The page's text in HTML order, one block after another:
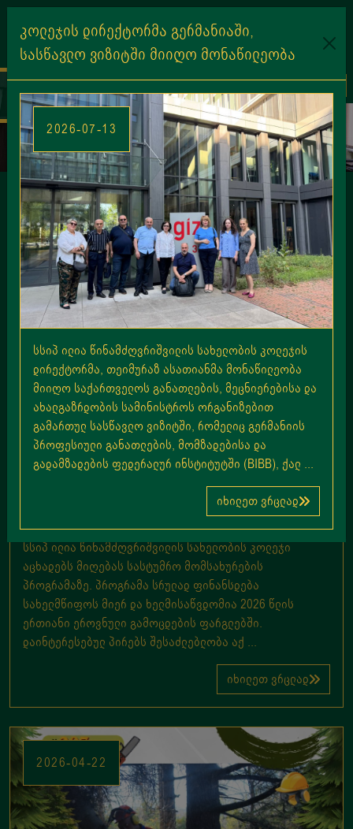
College News
სასტუმრო მომსახურება - ჩარიცხვის
სსიპ ილია წინამძღვრიშვილის სახელობის კოლეჯი
აცხადებს მიღებას სასტუმრო მომსახურების
პროგრამაზე. პროგრამა სრულად ფინანსდება
სახელმწიფოს მიერ და ხელმისაწვდომია 2026 წლის
ერთიანი ეროვნული გამოცდების ფარგლებში.
დაინტერესებულ პირებს შესაძლებლობა აქ ...
იხილეთ ვრცლად
კოლეჯის დირექტორმა გერმანიაში,
სასწავლო ვიზიტში მიიღო მონაწილეობა
სსიპ ილია წინამძღვრიშვილის სახელობის კოლეჯის
დირექტორმა, თეიმურაზ ასათიანმა მონაწილეობა
მიიღო საქართველოს განათლების, მეცნიერებისა და
ახალგაზრდობის სამინისტროს ორგანიზებით
გამართულ სასწავლო ვიზიტში, რომელიც გერმანიის
პროფესიული განათლების, მომზადებისა და
გადამზადების ფედერალურ ინსტიტუტში (BIBB), ქალ ...
იხილეთ ვრცლად